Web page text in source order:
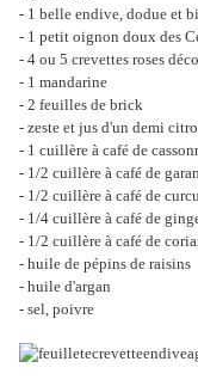
- 1 belle endive, dodue et
- 1 petit oignon doux des
- 4 ou 5 crevettes roses
- 1 mandarine
- 2 feuilles de brick
- zeste et jus d'un demi
- 1 cuillère à café de
- 1/2 cuillère à café de
- 1/2 cuillère à café de
- 1/4 cuillère à café de
- 1/2 cuillère à café de
- huile de pépins de raisins
- huile d'argan
- sel, poivre